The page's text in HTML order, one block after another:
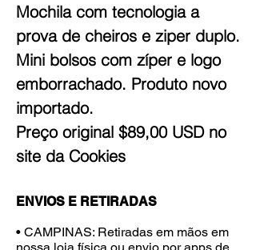
Mochila com tecnologia a
prova de cheiros e ziper duplo.
Mini bolsos com zíper e logo
emborrachado. Produto novo
importado.
Preço original $89,00 USD no
site da Cookies
ENVIOS E RETIRADAS
• CAMPINAS: Retiradas em mãos em